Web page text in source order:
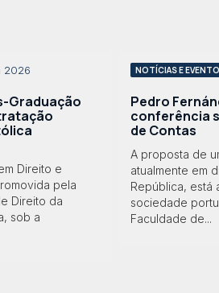
2026
Graduação
Direito e
pela
Direito da
sob a
NOTÍCIAS E
Pedro
conferência
de Contas
A proposta de
atualmente em
República, está
sociedade
Faculdade de...